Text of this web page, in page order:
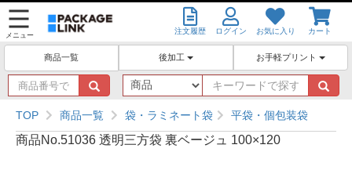
メニュー 注文履歴 ログイン お気に入り カート
商品一覧 後加工 お手軽プリント
商
品
番
号
で
キ
ー
ワ
ー
ド
TOP 商品一覧 袋・ラミネート袋 平袋・個包装袋
商品No.51036 透明三方袋 裏ベージュ 100×120